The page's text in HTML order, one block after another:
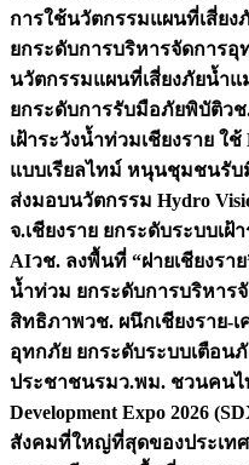
การใช้นวัตกรรมแผนที่เสี่ย
ยกระดับการบริหารจัดการอุ
นวัตกรรมแผนที่เสี่ยงภัยน้ำ
ยกระดับการรับมือภัยพิบัติวช
เฝ้าระวังน้ำท่วมเชียงราย ใ
แบบเรียลไทม์ หนุนชุมชนรั
ส่งมอบนวัตกรรม Hydro
จ.เชียงราย ยกระดับระบบเ
AIวช. ลงพื้นที่ “ฝายเชียงร
น้ำท่วม ยกระดับการบริหาร
สิทธิภาพวช. ผนึกเชียงราย-
อุทกภัย ยกระดับระบบเตือน
ประชาชนรมว.พม. ชวนคนไ
Development Expo 2026
สังคมที่ใหญ่ที่สุดของประเท